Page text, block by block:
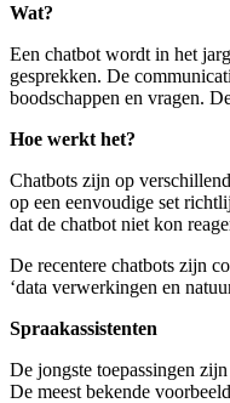
Wat?
Een chatbot wordt in het
gesprekken. De
boodschappen en vragen.
Hoe werkt het?
Chatbots zijn op
op een eenvoudige set
dat de chatbot niet kon
De recentere chatbots zijn
‘data verwerkingen en
Spraakassistenten
De jongste toepassingen
De meest bekende